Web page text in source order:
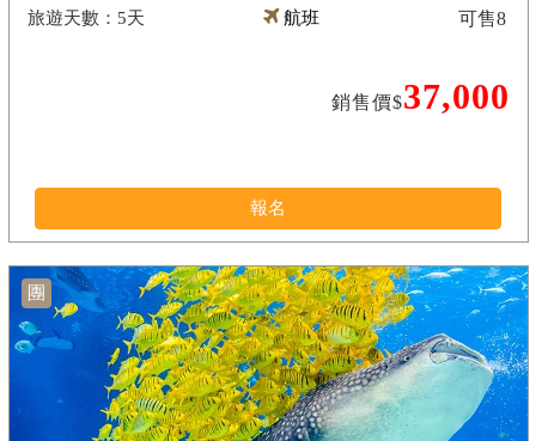
5天 航班
銷售價$37,000
可售8
報名
團